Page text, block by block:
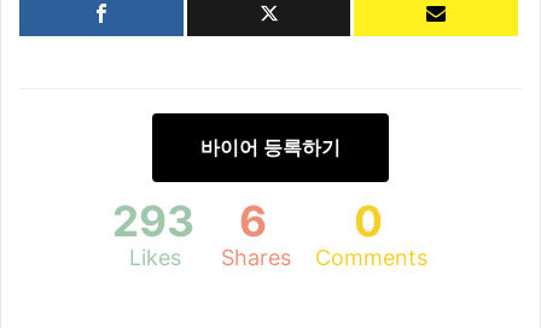
바이어 등록하기
293
Likes
6
Shares
0
Comments